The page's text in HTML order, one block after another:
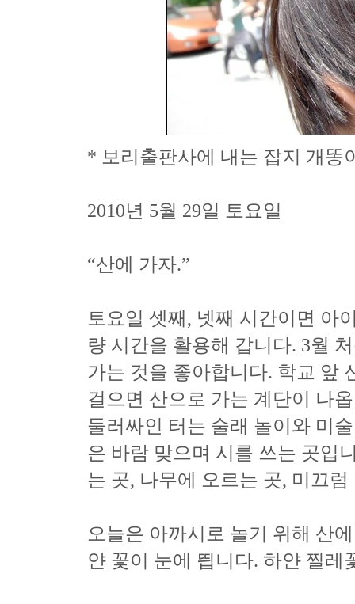
* 보리출판사에 내는 잡지 개똥
2010년 5월 29일 토요일
“산에 가자.”
토요일 셋째, 넷째 시간이면 아
량 시간을 활용해 갑니다. 3월
가는 것을 좋아합니다. 학교 앞
걸으면 산으로 가는 계단이 나
둘러싸인 터는 술래 놀이와 미
은 바람 맞으며 시를 쓰는 곳입
는 곳, 나무에 오르는 곳, 미끄
오늘은 아까시로 놀기 위해 산
얀 꽃이 눈에 띕니다. 하얀 찔레